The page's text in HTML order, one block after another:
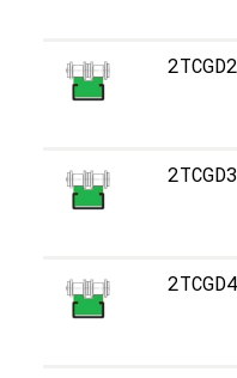
2TCGD2
2TCGD3
2TCGD4